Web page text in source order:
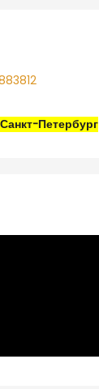
Петербург